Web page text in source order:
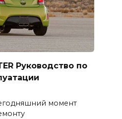
Руководство по
момент